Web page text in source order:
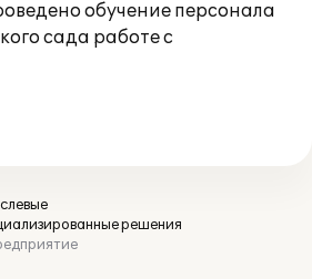
обучение персонала
сада работе с
решения